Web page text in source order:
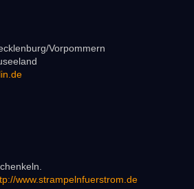
Vorpommern
www.strampelnfuerstrom.de